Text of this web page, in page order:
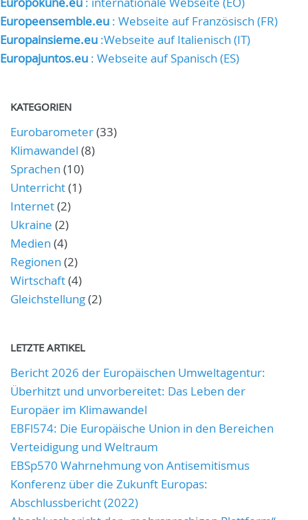
Europeensemble.eu : Webseite auf Französisch (FR)
Europainsieme.eu :Webseite auf Italienisch (IT)
Europajuntos.eu : Webseite auf Spanisch (ES)
KATEGORIEN
Eurobarometer(33)
Klimawandel (8)
Sprachen (10)
Unterricht(1)
Internet(2)
Ukraine (2)
Medien (4)
Regionen (2)
Wirtschaft(4)
Gleichstellung(2)
LETZTE ARTIKEL
Bericht 2026 der Europäischen Umweltagentur:
Überhitzt und unvorbereitet: Das Leben der
Europäer im Klimawandel
EBFl574: Die Europäische Union in den Bereichen
Verteidigung und Weltraum
EBSp570 Wahrnehmung von Antisemitismus
Konferenz über die Zukunft Europas:
Abschlussbericht (2022)